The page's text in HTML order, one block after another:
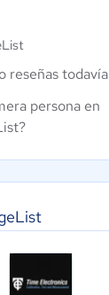
reseñas todavía
persona en